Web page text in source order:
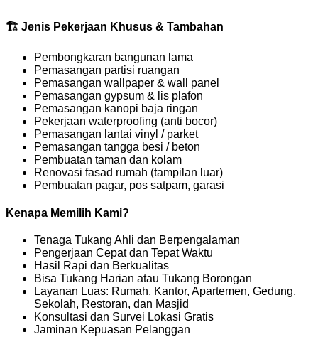
🏗 Jenis Pekerjaan Khusus & Tambahan
Pembongkaran bangunan lama
Pemasangan partisi ruangan
Pemasangan wallpaper & wall panel
Pemasangan gypsum & lis plafon
Pemasangan kanopi baja ringan
Pekerjaan waterproofing (anti bocor)
Pemasangan lantai vinyl / parket
Pemasangan tangga besi / beton
Pembuatan taman dan kolam
Renovasi fasad rumah (tampilan luar)
Pembuatan pagar, pos satpam, garasi
Kenapa Memilih Kami?
Tenaga Tukang Ahli dan Berpengalaman
Pengerjaan Cepat dan Tepat Waktu
Hasil Rapi dan Berkualitas
Bisa Tukang Harian atau Tukang Borongan
Layanan Luas: Rumah, Kantor, Apartemen, Gedung,
Sekolah, Restoran, dan Masjid
Konsultasi dan Survei Lokasi Gratis
Jaminan Kepuasan Pelanggan